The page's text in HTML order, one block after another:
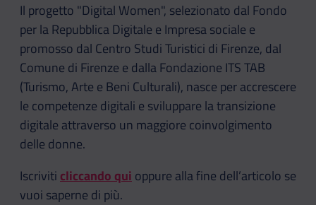
Il progetto "Digital Women", selezionato dal Fondo
per la Repubblica Digitale e Impresa sociale e
promosso dal Centro Studi Turistici di Firenze, dal
Comune di Firenze e dalla Fondazione ITS TAB
(Turismo, Arte e Beni Culturali), nasce per accrescere
le competenze digitali e sviluppare la transizione
digitale attraverso un maggiore coinvolgimento
delle donne.
Iscriviti cliccando qui oppure alla fine dell’articolo se
vuoi saperne di più.